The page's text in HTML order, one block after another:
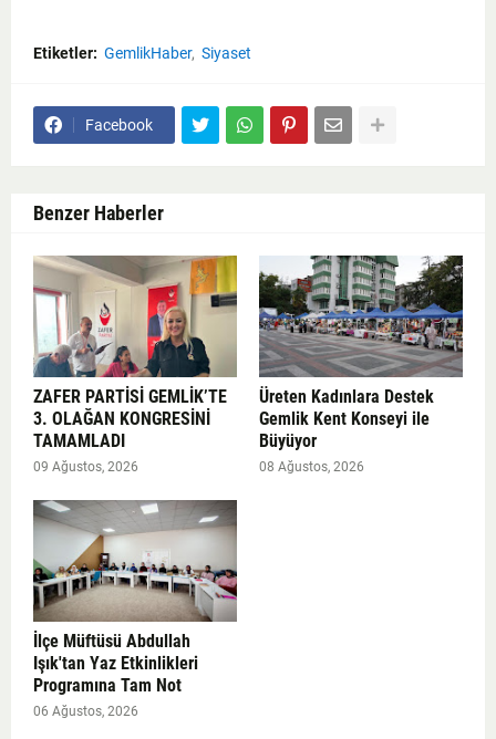
Etiketler: GemlikHaber Siyaset
Facebook
Benzer Haberler
ZAFER PARTİSİ GEMLİK’TE
3. OLAĞAN KONGRESİNİ
TAMAMLADI
09 Ağustos, 2026
Üreten Kadınlara Destek
Gemlik Kent Konseyi ile
Büyüyor
08 Ağustos, 2026
İlçe Müftüsü Abdullah
Işık'tan Yaz Etkinlikleri
Programına Tam Not
06 Ağustos, 2026